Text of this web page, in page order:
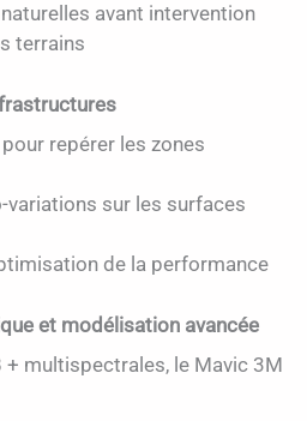
avant intervention
terrains
repérer les zones
sur les surfaces
de la performance
et modélisation avancée
+ multispectrales, le Mavic 3M